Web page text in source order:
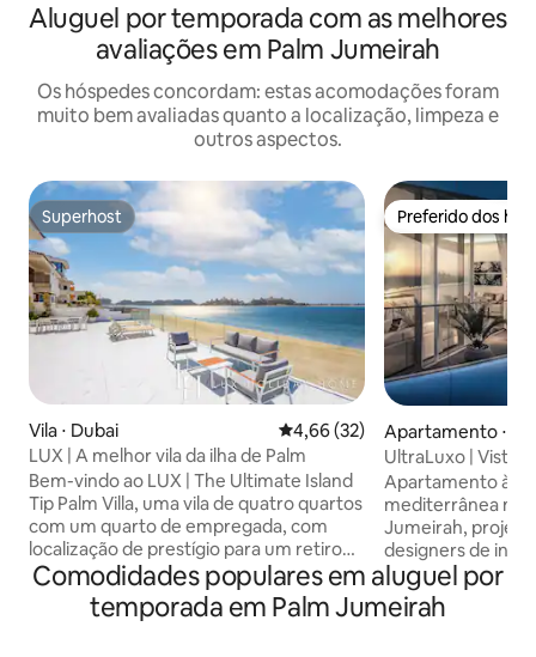
Aluguel por temporada com as melhores
avaliações em Palm Jumeirah
Os hóspedes concordam: estas acomodações foram
muito bem avaliadas quanto a localização, limpeza e
outros aspectos.
Superhost
Superhost
Vila ⋅ Dubai 4,66 de uma avaliação média
4,66 (32)
LUX | A melhor vila da ilha de Palm
Bem-vindo ao LUX | The Ultimate Island
Tip Palm Villa, uma vila de quatro quartos
com um quarto de empregada, com
localização de prestígio para um retiro
tranquilo com vistas mágicas para o mar.
Desfrute de uma piscina privativa e praia
à sua porta em um condomínio fechado
Preferido dos
Preferido dos
Apartamento ⋅
UltraLuxo | Vista
Praia privativa
Apartamento à
mediterrânea no
Jumeirah,
designers de
residência
deslumbrantes
emolduradas por
Comodidades populares em aluguel por
temporada em Palm Jumeirah